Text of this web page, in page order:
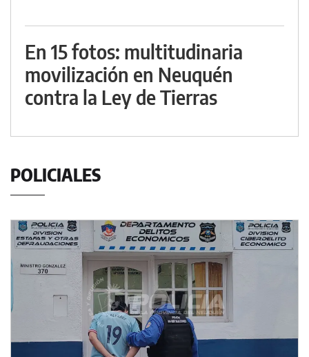
En 15 fotos: multitudinaria
movilización en Neuquén
contra la Ley de Tierras
POLICIALES